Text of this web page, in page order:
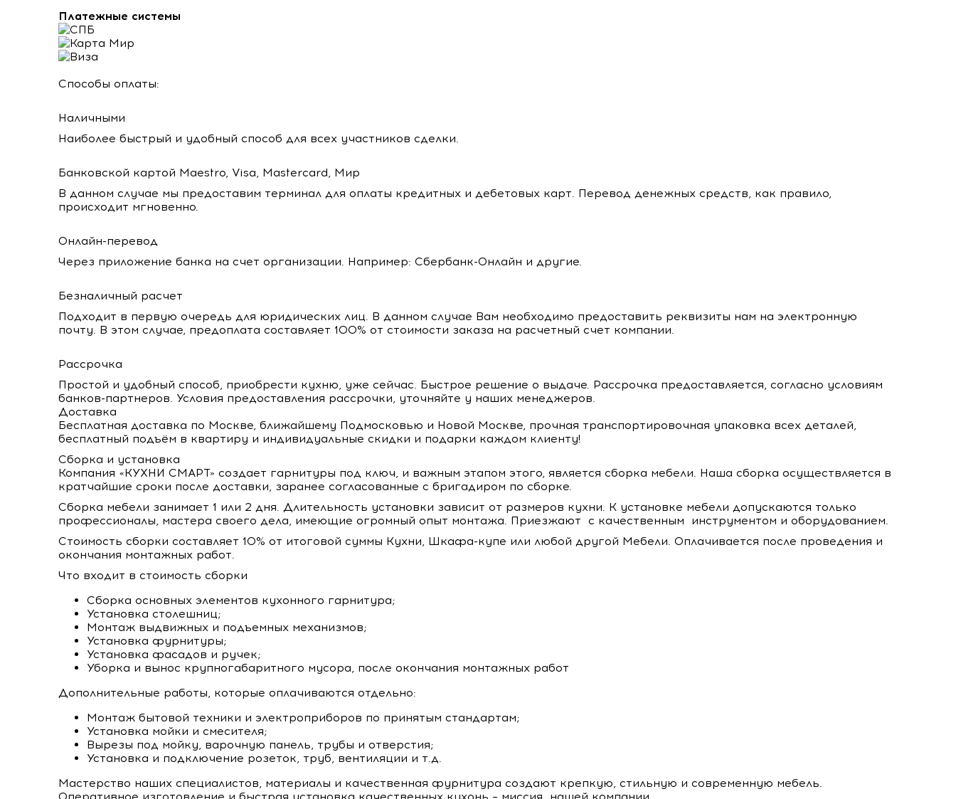
Платежные системы
Способы оплаты:
Наличными
Наиболее быстрый и удобный способ для всех участников сделки.
Банковской картой Maestro, Visa, Mastercard, Мир
В данном случае мы предоставим терминал для оплаты кредитных и дебетовых карт. Перевод денежных средств, как правило,
происходит мгновенно.
Онлайн-перевод
Через приложение банка на счет организации. Например: Сбербанк-Онлайн и другие.
Безналичный расчет
Подходит в первую очередь для юридических лиц. В данном случае Вам необходимо предоставить реквизиты нам на электронную
почту. В этом случае, предоплата составляет 100% от стоимости заказа на расчетный счет компании.
Рассрочка
Простой и удобный способ, приобрести кухню, уже сейчас. Быстрое решение о выдаче. Рассрочка предоставляется, согласно условиям
банков-партнеров. Условия предоставления рассрочки, уточняйте у наших менеджеров.
Доставка
Бесплатная доставка по Москве, ближайшему Подмосковью и Новой Москве, прочная транспортировочная упаковка всех деталей,
бесплатный подъём в квартиру и индивидуальные скидки и подарки каждом клиенту!
Сборка и установка
Компания «КУХНИ СМАРТ» создает гарнитуры под ключ, и важным этапом этого, является сборка мебели. Наша сборка осуществляется в
кратчайшие сроки после доставки, заранее согласованные с бригадиром по сборке.
Сборка мебели занимает 1 или 2 дня. Длительность установки зависит от размеров кухни. К установке мебели допускаются только
профессионалы, мастера своего дела, имеющие огромный опыт монтажа. Приезжают с качественным инструментом и оборудованием.
Стоимость сборки составляет 10% от итоговой суммы Кухни, Шкафа-купе или любой другой Мебели. Оплачивается после проведения и
окончания монтажных работ.
Что входит в стоимость сборки
Сборка основных элементов кухонного гарнитура;
Установка столешниц;
Монтаж выдвижных и подъемных механизмов;
Установка фурнитуры;
Установка фасадов и ручек;
Уборка и вынос крупногабаритного мусора, после окончания монтажных работ
Дополнительные работы, которые оплачиваются отдельно:
Монтаж бытовой техники и электроприборов по принятым стандартам;
Установка мойки и смесителя;
Вырезы под мойку, варочную панель, трубы и отверстия;
Установка и подключение розеток, труб, вентиляции и т.д.
Мастерство наших специалистов, материалы и качественная фурнитура создают крепкую, стильную и современную мебель.